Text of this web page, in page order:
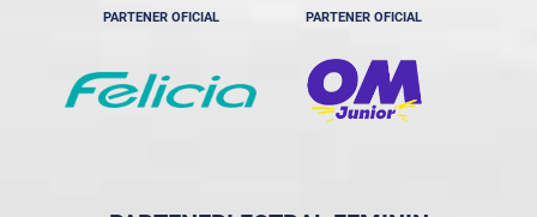
PARTENER OFICIAL PARTENER OFICIAL